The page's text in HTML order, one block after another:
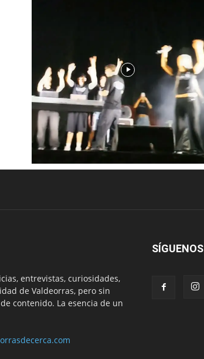
entrevistas, curiosidades,
de Valdeorras, pero sin
contenido. La esencia de un
SÍGUENOS